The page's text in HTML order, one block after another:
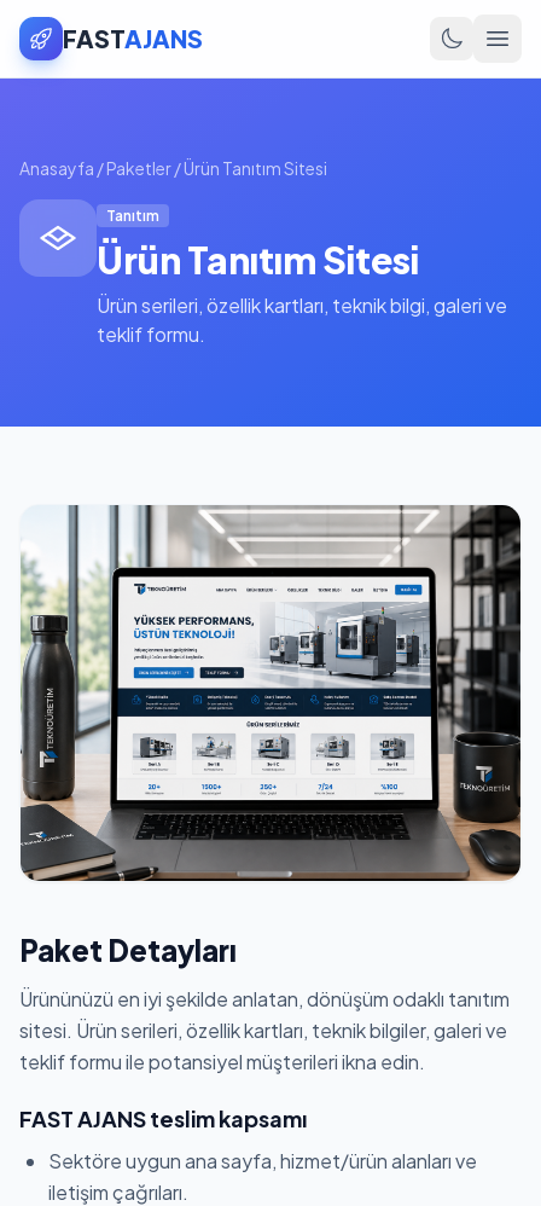
FASTAJANS
Anasayfa /Paketler/Ürün Tanıtım Sitesi
Tanıtım
Ürün Tanıtım Sitesi
Ürün serileri, özellik kartları, teknik bilgi, galeri ve
teklif formu.
Paket Detayları
Ürününüzü en iyi şekilde anlatan, dönüşüm odaklı tanıtım
sitesi. Ürün serileri, özellik kartları, teknik bilgiler, galeri ve
teklif formu ile potansiyel müşterileri ikna edin.
FAST AJANS teslim kapsamı
Sektöre uygun ana sayfa, hizmet/ürün alanları ve
iletişim çağrıları.